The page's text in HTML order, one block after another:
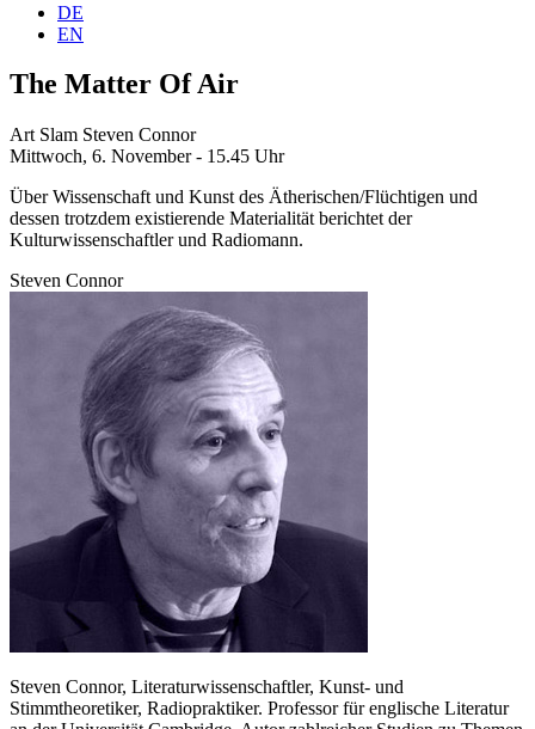
DE
EN
The Matter Of Air
Art Slam Steven Connor
Mittwoch, 6. November - 15.45 Uhr
Über Wissenschaft und Kunst des Ätherischen/Flüchtigen und
dessen trotzdem existierende Materialität berichtet der
Kulturwissenschaftler und Radiomann.
Steven Connor
Steven Connor, Literaturwissenschaftler, Kunst- und
Stimmtheoretiker, Radiopraktiker. Professor für englische Literatur